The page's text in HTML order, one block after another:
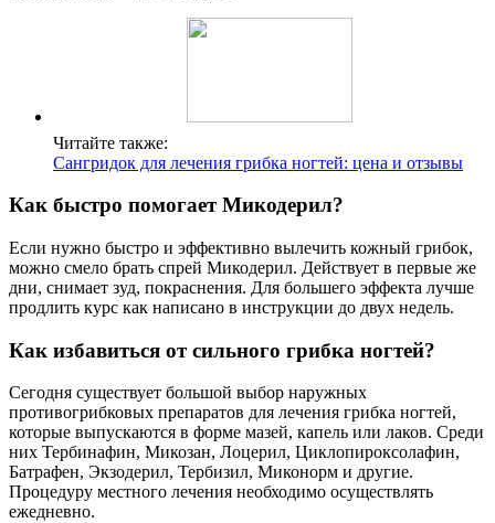
Читайте также:
Сангридок для лечения грибка ногтей: цена и отзывы
Как быстро помогает Микодерил?
Если нужно быстро и эффективно вылечить кожный грибок,
можно смело брать спрей Микодерил. Действует в первые же
дни, снимает зуд, покраснения. Для большего эффекта лучше
продлить курс как написано в инструкции до двух недель.
Как избавиться от сильного грибка ногтей?
Сегодня существует большой выбор наружных
противогрибковых препаратов для лечения грибка ногтей,
которые выпускаются в форме мазей, капель или лаков. Среди
них Тербинафин, Микозан, Лоцерил, Циклопироксолафин,
Батрафен, Экзодерил, Тербизил, Миконорм и другие.
Процедуру местного лечения необходимо осуществлять
ежедневно.